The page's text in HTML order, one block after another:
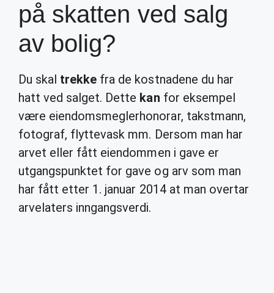
på skatten ved salg
av bolig?
Du skal trekke fra de kostnadene du har
hatt ved salget. Dette kan for eksempel
være eiendomsmeglerhonorar, takstmann,
fotograf, flyttevask mm. Dersom man har
arvet eller fått eiendommen i gave er
utgangspunktet for gave og arv som man
har fått etter 1. januar 2014 at man overtar
arvelaters inngangsverdi.